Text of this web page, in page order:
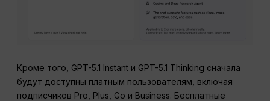
Кроме того, GPT-5.1 Instant и GPT-5.1 Thinking сначала
будут доступны платным пользователям, включая
подписчиков Pro, Plus, Go и Business. Бесплатные